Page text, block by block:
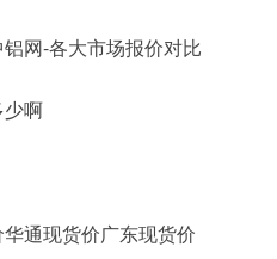
网-各大市场报价对比
啊
通现货价广东现货价